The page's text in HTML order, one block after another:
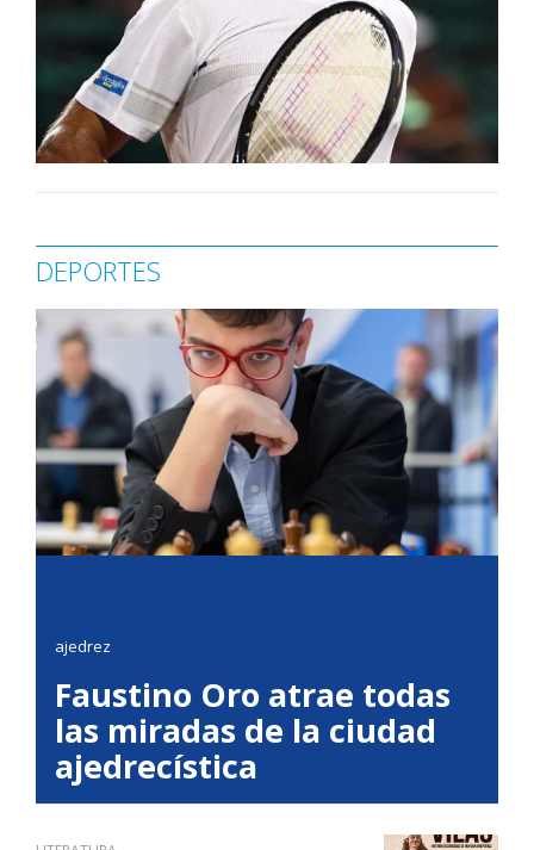
DEPORTES
ajedrez
Faustino Oro atrae todas
las miradas de la ciudad
ajedrecística